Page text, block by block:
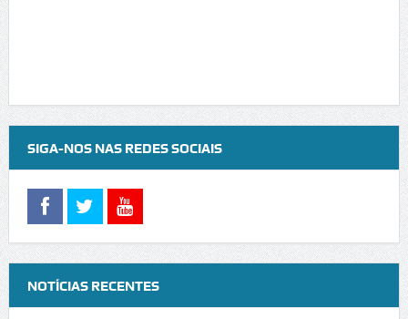
SIGA-NOS NAS REDES SOCIAIS
NOTÍCIAS RECENTES